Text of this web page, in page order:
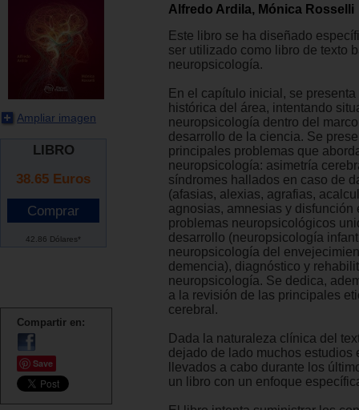
Ampliar imagen
LIBRO
38.65 Euros
42.86 Dólares*
Compartir en:
Save
Alfredo Ardila, Mónica Rosselli
Este libro se ha diseñado
ser utilizado como libro de texto
neuropsicología.
En el capítulo inicial, se
histórica del área, intentando
neuropsicología dentro del
desarrollo de la ciencia. Se
principales problemas que
neuropsicología: asimetría
síndromes hallados en caso de
(afasias, alexias, agrafias,
agnosias, amnesias y disfunción
problemas neuropsicológicos
desarrollo (neuropsicología
neuropsicología del
demencia), diagnóstico y
neuropsicología. Se dedica,
a la revisión de las principales
cerebral.
Dada la naturaleza clínica del
dejado de lado muchos estudios
llevados a cabo durante los
un libro con un enfoque